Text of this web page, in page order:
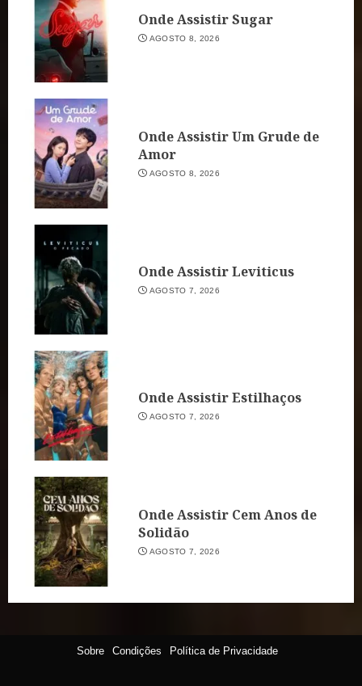
Onde Assistir Sugar
AGOSTO 8, 2026
Onde Assistir Um Grude de
Amor
AGOSTO 8, 2026
Onde Assistir Leviticus
AGOSTO 7, 2026
Onde Assistir Estilhaços
AGOSTO 7, 2026
Onde Assistir Cem Anos de
Solidão
AGOSTO 7, 2026
Sobre Condições Política de Privacidade